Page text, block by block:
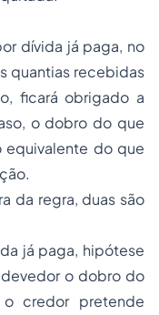
dívida já paga, no
quantias recebidas
ficará obrigado a
o dobro do que
equivalente do que
da regra, duas são
já paga, hipótese
o dobro do
credor pretende